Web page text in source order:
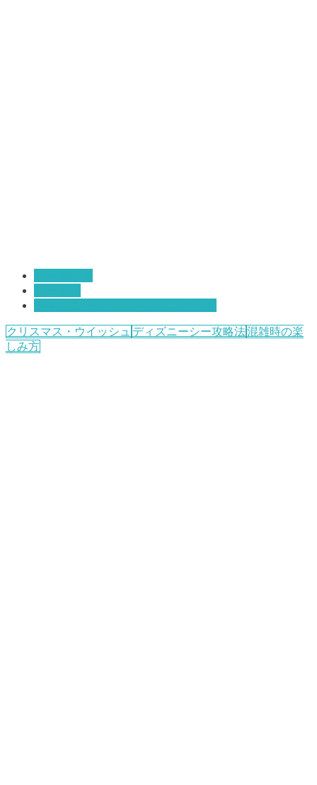
クリスマス・ウイッシュ ディズニーシー攻略法混雑時の楽
しみ方